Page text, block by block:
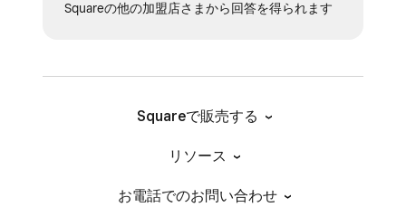
Squareの他の加盟店さまから回答を得られます
Squareで販売する
リソース
お電話でのお問い合わせ